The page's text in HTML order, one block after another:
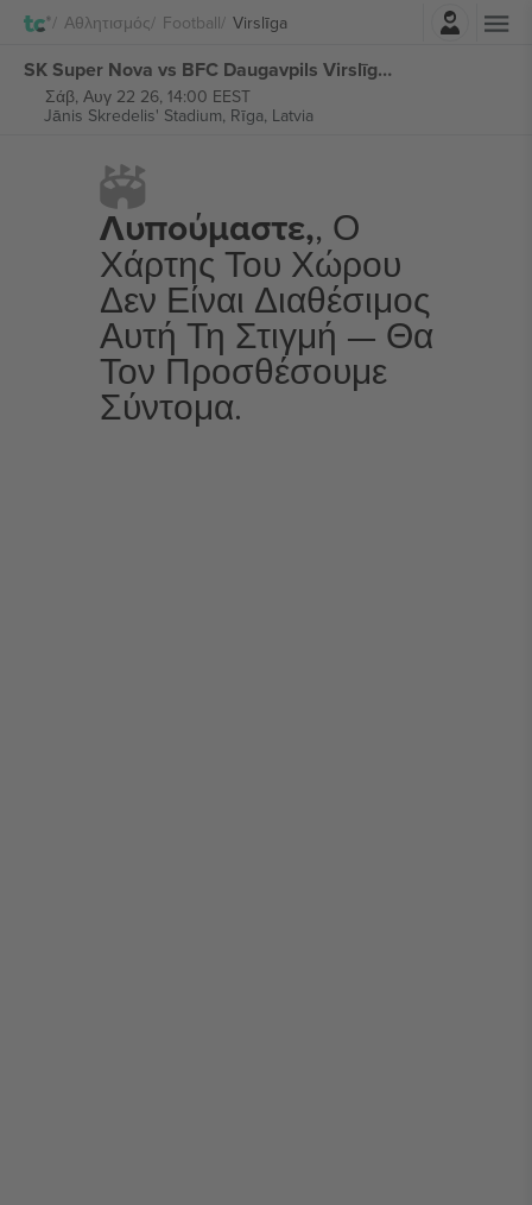
Αθλητισμός Football Virslīga
SK Super Nova vs BFC Daugavpils Virslīga εισιτήρια
Σάβ, Αυγ 22 26, 14:00 EEST
Jānis Skredelis' Stadium, Rīga, Latvia
Λυπούμαστε,, Ο
Χάρτης Του Χώρου
Δεν Είναι Διαθέσιμος
Αυτή Τη Στιγμή — Θα
Τον Προσθέσουμε
Σύντομα.